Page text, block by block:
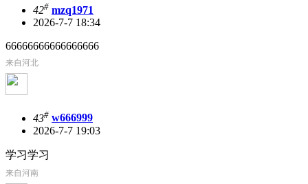
42# mzq1971
2026-7-7 18:34
66666666666666666
来自河北
43# w666999
2026-7-7 19:03
学习学习
来自河南